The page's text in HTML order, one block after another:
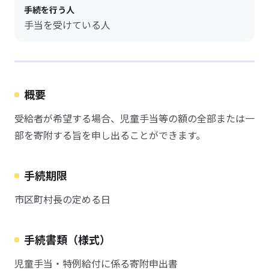
手続を行う人
手当を受けている人
概要
受給者が希望する場合、児童手当等の額の全部または一
部を寄附する旨を申し出ることができます。
手続期限
市区町村長の定める日
手続書類（様式）
児童手当・特例給付に係る寄附申出書